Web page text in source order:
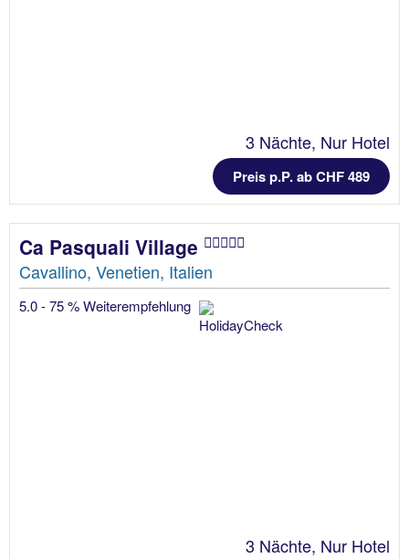
3 Nächte, Nur Hotel
Preis p.P. ab CHF 489
Ca Pasquali Village
Cavallino, Venetien, Italien
5.0 - 75 % Weiterempfehlung
3 Nächte, Nur Hotel